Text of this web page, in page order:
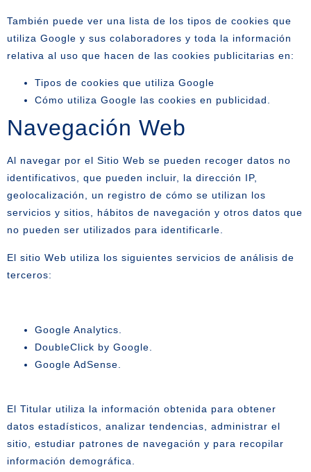
También puede ver una lista de los tipos de cookies que
utiliza Google y sus colaboradores y toda la información
relativa al uso que hacen de las cookies publicitarias en:
Tipos de cookies que utiliza Google
Cómo utiliza Google las cookies en publicidad.
Navegación Web
Al navegar por el Sitio Web se pueden recoger datos no
identificativos, que pueden incluir, la dirección IP,
geolocalización, un registro de cómo se utilizan los
servicios y sitios, hábitos de navegación y otros datos que
no pueden ser utilizados para identificarle.
El sitio Web utiliza los siguientes servicios de análisis de
terceros:
Google Analytics.
DoubleClick by Google.
Google AdSense.
El Titular utiliza la información obtenida para obtener
datos estadísticos, analizar tendencias, administrar el
sitio, estudiar patrones de navegación y para recopilar
información demográfica.